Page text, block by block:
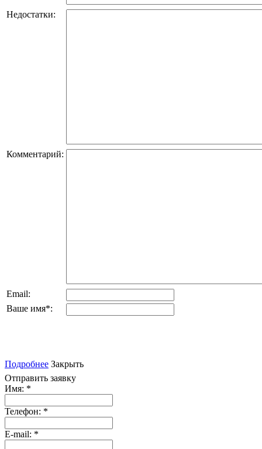
Недостатки:
Комментарий:
Email:
Ваше имя*:
Подробнее Закрыть
Отправить заявку
Имя: *
Телефон: *
E-mail: *